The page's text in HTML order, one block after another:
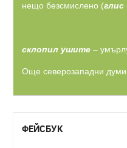
нещо безсмислено (глис
склопил ушите –
Още северозападни думи
ФЕЙСБУК